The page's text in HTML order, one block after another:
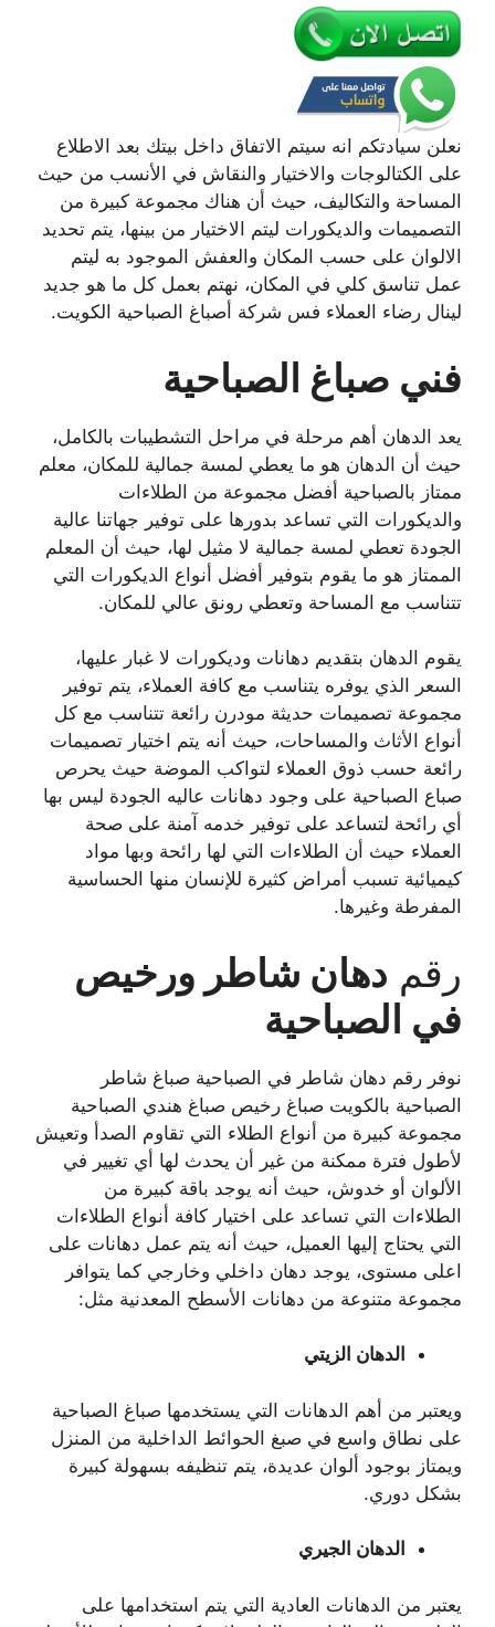
نعلن سيادتكم انه سيتم الاتفاق داخل بيتك بعد الاطلاع
على الكتالوجات والاختيار والنقاش في الأنسب من حيث
المساحة والتكاليف، حيث أن هناك مجموعة كبيرة من
التصميمات والديكورات ليتم الاختيار من بينها، يتم تحديد
الالوان على حسب المكان والعفش الموجود به ليتم
عمل تناسق كلي في المكان، نهتم بعمل كل ما هو جديد
لينال رضاء العملاء فس شركة أصباغ الصباحية الكويت.
فني صباغ الصباحية
يعد الدهان أهم مرحلة في مراحل التشطيبات بالكامل،
حيث أن الدهان هو ما يعطي لمسة جمالية للمكان، معلم
ممتاز بالصباحية أفضل مجموعة من الطلاءات
والديكورات التي تساعد بدورها على توفير جهاتنا عالية
الجودة تعطي لمسة جمالية لا مثيل لها، حيث أن المعلم
الممتاز هو ما يقوم بتوفير أفضل أنواع الديكورات التي
تتناسب مع المساحة وتعطي رونق عالي للمكان.
يقوم الدهان بتقديم دهانات وديكورات لا غبار عليها،
السعر الذي يوفره يتناسب مع كافة العملاء، يتم توفير
مجموعة تصميمات حديثة مودرن رائعة تتناسب مع كل
أنواع الأثاث والمساحات، حيث أنه يتم اختيار تصميمات
رائعة حسب ذوق العملاء لتواكب الموضة حيث يحرص
صباع الصباحية على وجود دهانات عاليه الجودة ليس بها
أي رائحة لتساعد على توفير خدمه آمنة على صحة
العملاء حيث أن الطلاءات التي لها رائحة وبها مواد
كيميائية تسبب أمراض كثيرة للإنسان منها الحساسية
المفرطة وغيرها.
رقم دهان شاطر ورخيص
في الصباحية
نوفر رقم دهان شاطر في الصباحية صباغ شاطر
الصباحية بالكويت صباغ رخيص صباغ هندي الصباحية
مجموعة كبيرة من أنواع الطلاء التي تقاوم الصدأ وتعيش
لأطول فترة ممكنة من غير أن يحدث لها أي تغيير في
الألوان أو خدوش، حيث أنه يوجد باقة كبيرة من
الطلاءات التي تساعد على اختيار كافة أنواع الطلاءات
التي يحتاج إليها العميل، حيث أنه يتم عمل دهانات على
اعلى مستوى، يوجد دهان داخلي وخارجي كما يتوافر
مجموعة متنوعة من دهانات الأسطح المعدنية مثل:
الدهان الزيتي
ويعتبر من أهم الدهانات التي يستخدمها صباغ الصباحية
على نطاق واسع في صبغ الحوائط الداخلية من المنزل
ويمتاز بوجود ألوان عديدة، يتم تنظيفه بسهولة كبيرة
بشكل دوري.
الدهان الجيري
يعتبر من الدهانات العادية التي يتم استخدامها على